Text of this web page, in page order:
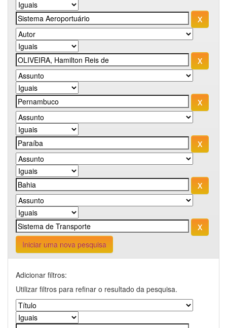
Iniciar uma nova pesquisa
Adicionar filtros:
Utilizar filtros para refinar o resultado da pesquisa.